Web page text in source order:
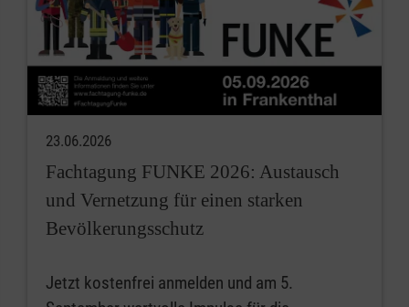
23.06.2026
Fachtagung FUNKE 2026: Austausch
und Vernetzung für einen starken
Bevölkerungsschutz
Jetzt kostenfrei anmelden und am 5.